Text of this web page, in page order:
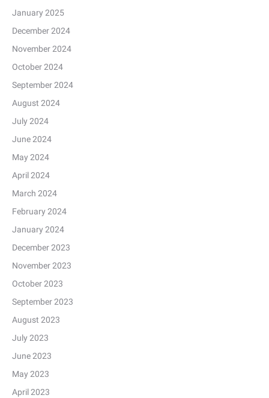
January 2025
December 2024
November 2024
October 2024
September 2024
August 2024
July 2024
June 2024
May 2024
April 2024
March 2024
February 2024
January 2024
December 2023
November 2023
October 2023
September 2023
August 2023
July 2023
June 2023
May 2023
April 2023